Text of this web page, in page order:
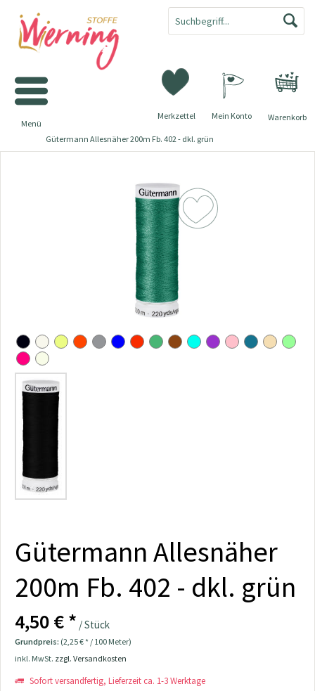
Warenkorb
Merkzettel Mein Konto
Menü
Gütermann Allesnäher 200m Fb. 402 - dkl. grün
Gütermann Allesnäher
200m Fb. 402 - dkl. grün
4,50 € * / Stück
Grundpreis: (2,25 € * / 100 Meter)
inkl. MwSt. zzgl. Versandkosten
Sofort versandfertig, Lieferzeit ca. 1-3 Werktage